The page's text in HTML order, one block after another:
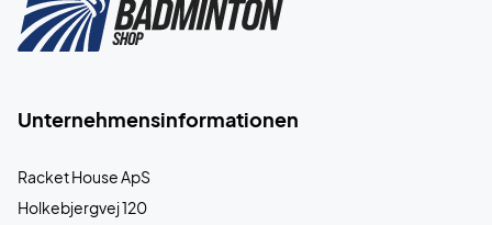
Unternehmensinformationen
Racket House ApS
Holkebjergvej 120